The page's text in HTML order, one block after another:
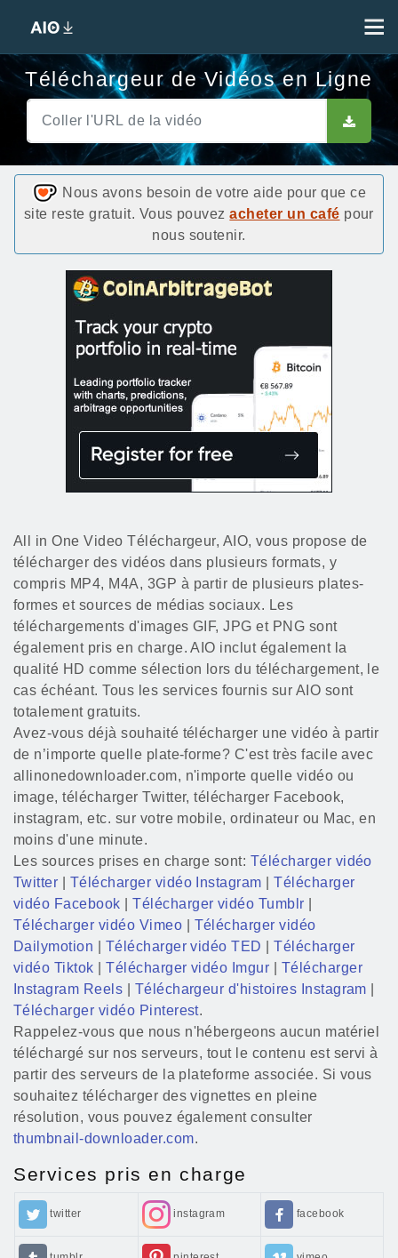
Téléchargeur de Vidéos en Ligne
Nous avons besoin de votre aide pour que ce
site reste gratuit. Vous pouvezacheter un café pour
nous soutenir.
All in One Video Téléchargeur, AIO, vous propose de
télécharger des vidéos dans plusieurs formats, y
compris MP4, M4A, 3GP à partir de plusieurs plates-
formes et sources de médias sociaux. Les
téléchargements d'images GIF, JPG et PNG sont
également pris en charge. AIO inclut également la
qualité HD comme sélection lors du téléchargement, le
cas échéant. Tous les services fournis sur AIO sont
totalement gratuits.
Avez-vous déjà souhaité télécharger une vidéo à partir
de n’importe quelle plate-forme? C'est très facile avec
allinonedownloader.com, n'importe quelle vidéo ou
image, télécharger Twitter, télécharger Facebook,
instagram, etc. sur votre mobile, ordinateur ou Mac, en
moins d'une minute.
Les sources prises en charge sont: Télécharger vidéo
Twitter
Télécharger vidéo Instagram |Télécharger
vidéo Facebook |Télécharger vidéo Tumblr
Télécharger vidéo Vimeo
Télécharger vidéo
Dailymotion
Télécharger vidéo TED |Télécharger
vidéo Tiktok |Télécharger vidéo Imgur
Télécharger
Instagram Reels
Téléchargeur d'histoires Instagram
Télécharger vidéo Pinterest.
Rappelez-vous que nous n'hébergeons aucun matériel
téléchargé sur nos serveurs, tout le contenu est servi à
partir des serveurs de la plateforme associée. Si vous
souhaitez télécharger des vignettes en pleine
résolution, vous pouvez également consulter
thumbnail-downloader.com.
Services pris en charge
twitter instagram facebook